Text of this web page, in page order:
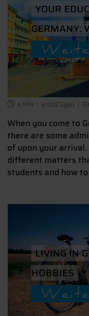
YOUR
GERMANY:
4 MIN entDEGgen
When you come to
there are some
of upon your
different matters
students and how
LIVING IN
HOBBIES